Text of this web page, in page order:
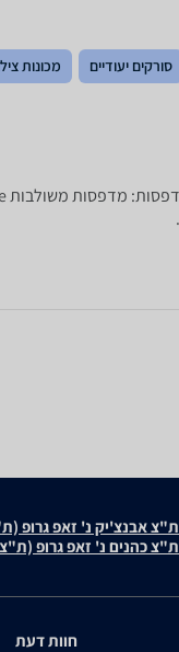
סורקים יעודיים מכונות
נ' זאפ גרופ (ת"צ 23008-
נ' זאפ גרופ (ת"צ 60371-12-19)
חוות דעת